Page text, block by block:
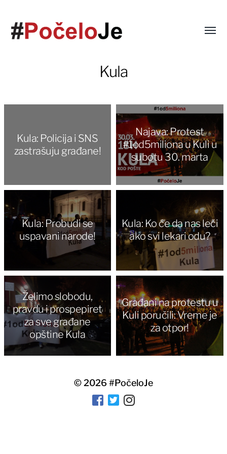
Kula
Kula: Policija i SNS
zastrašuju građane!
Najava: Protest
#1od5miliona u Kuli u
subotu 30. marta
Kula: Probudi se
uspavani narode!
Kula: Ko će da nas leči
ako svi lekari odu?
Želimo slobodu,
pravdu i prospepiret
za sve građane
opštine Kula
Građani na protestu u
Kuli poručili: Vreme je
za otpor!
© 2026#PočeloJe